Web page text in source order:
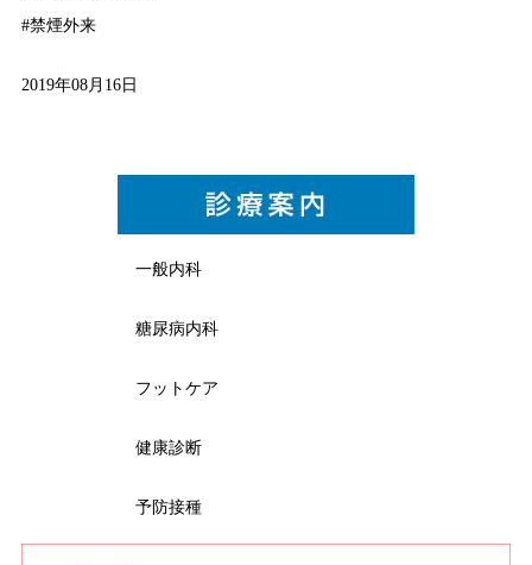
#禁煙外来
2019年08月16日
一般内科
糖尿病内科
フットケア
健康診断
予防接種